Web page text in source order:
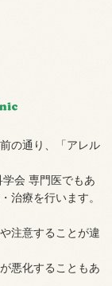
の通り、「アレル
会 専門医でもあ
治療を行います。
注意することが違
悪化することもあ